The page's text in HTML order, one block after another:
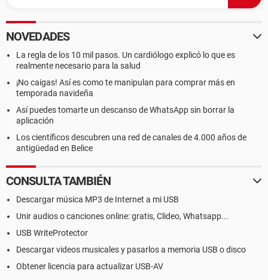
NOVEDADES
La regla de los 10 mil pasos. Un cardiólogo explicó lo que es
realmente necesario para la salud
¡No caigas! Así es como te manipulan para comprar más en
temporada navideña
Así puedes tomarte un descanso de WhatsApp sin borrar la
aplicación
Los científicos descubren una red de canales de 4.000 años de
antigüedad en Belice
CONSULTA TAMBIÉN
Descargar música MP3 de Internet a mi USB
Unir audios o canciones online: gratis, Clideo, Whatsapp...
USB WriteProtector
Descargar videos musicales y pasarlos a memoria USB o disco
Obtener licencia para actualizar USB-AV